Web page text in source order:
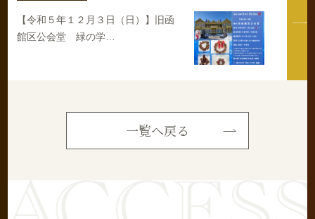
【令和５年１２月３日（日）】旧函
館区公会堂 緑の学…
一覧へ戻る